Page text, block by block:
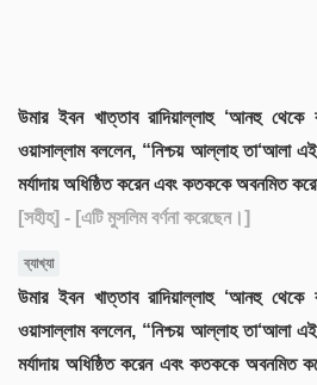
উমার ইবন খাত্তাব রাদিয়াল্লাহু ‘আনহু থেকে
ওয়াসাল্লাম বললেন, “নিশ্চয় আল্লাহ তা‘আলা
মর্যাদায় অধিষ্ঠিত করেন এবং কতককে অবনমিত
[সহীহ] - [এটি মুসলিম বর্ণনা করেছেন।]
ব্যাখ্যা
উমার ইবন খাত্তাব রাদিয়াল্লাহু ‘আনহু থেকে
ওয়াসাল্লাম বললেন, “নিশ্চয় আল্লাহ তা‘আলা
মর্যাদায় অধিষ্ঠিত করেন এবং কতককে